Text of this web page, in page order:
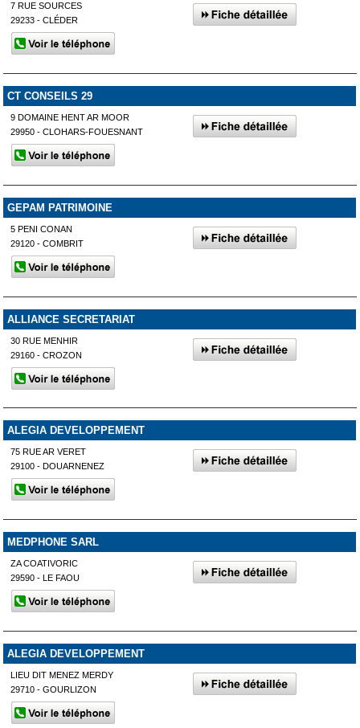
7 RUE SOURCES
29233 - CLÉDER
CT CONSEILS 29
9 DOMAINE HENT AR MOOR
29950 - CLOHARS-FOUESNANT
GEPAM PATRIMOINE
5 PENI CONAN
29120 - COMBRIT
ALLIANCE SECRETARIAT
30 RUE MENHIR
29160 - CROZON
ALEGIA DEVELOPPEMENT
75 RUE AR VERET
29100 - DOUARNENEZ
MEDPHONE SARL
ZA COATIVORIC
29590 - LE FAOU
ALEGIA DEVELOPPEMENT
LIEU DIT MENEZ MERDY
29710 - GOURLIZON